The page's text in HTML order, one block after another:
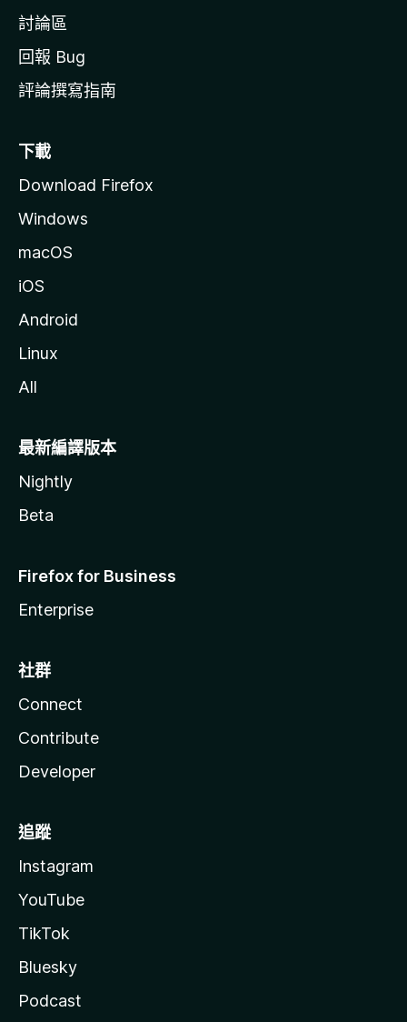
討論區
回報 Bug
評論撰寫指南
下載
Download Firefox
Windows
macOS
iOS
Android
Linux
All
最新編譯版本
Nightly
Beta
Firefox for Business
Enterprise
社群
Connect
Contribute
Developer
追蹤
Instagram
YouTube
TikTok
Bluesky
Podcast